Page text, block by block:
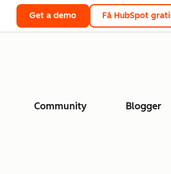
Get a demo Få HubSpot
Community Blogger